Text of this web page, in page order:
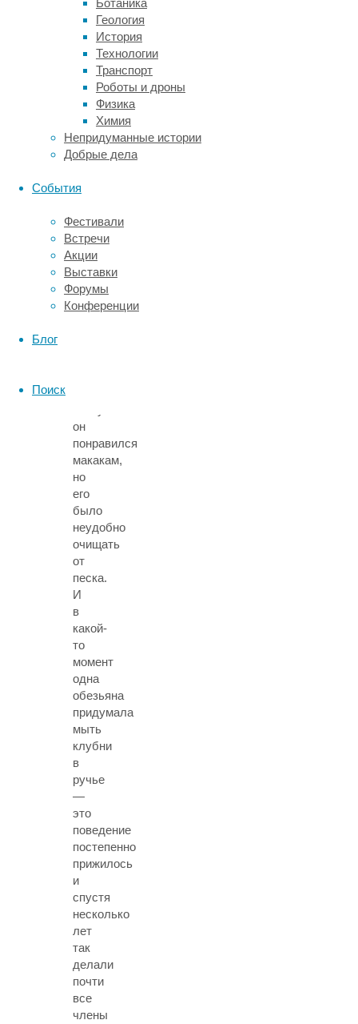
Ботаника
Геология
История
Технологии
Транспорт
Роботы и дроны
Физика
Химия
Непридуманные истории
Добрые дела
События
Фестивали
Встречи
Акции
Выставки
Форумы
Конференции
Блог
Поиск
Известным
примером
такой
культурной
традиции
считается
мытье
батата,
распространившееся
среди
с
Кошима.
Исследователи
однажды
стали
подкармливать
этих
он
понравился
макакам,
но
его
было
неудобно
очищать
от
песка.
И
в
какой-
то
момент
одна
обезьяна
придумала
мыть
клубни
в
ручье
—
это
поведение
постепенно
прижилось
и
спустя
несколько
лет
так
делали
почти
все
члены